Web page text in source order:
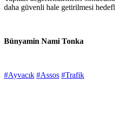
daha güvenli hale getirilmesi
Bünyamin Nami Tonka
#Ayvacık #Assos #Trafik